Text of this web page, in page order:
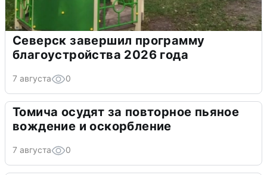
Северск завершил программу
благоустройства 2026 года
7 августа 0
Томича осудят за повторное пьяное
вождение и оскорбление
7 августа 0